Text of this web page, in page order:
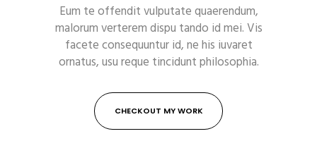
Eum te offendit vulputate quaerendum,
malorum verterem dispu tando id mei. Vis
facete consequuntur id, ne his iuvaret
ornatus, usu reque tincidunt philosophia.
CHECKOUT MY WORK